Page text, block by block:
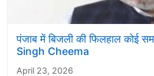
पंजाब में बिजली की फिलहाल कोई
Singh Cheema
April 23, 2026